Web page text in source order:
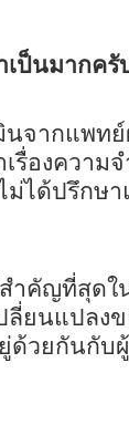
ป็นมากครั
นจากแพท
รื่องความ
ม่ได้ปรึกษ
ำคัญที่สุดใ
ลี่ยนแปลง
วยกันกับ